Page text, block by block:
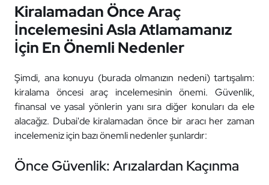
Kiralamadan Önce Araç
İncelemesini Asla Atlamamanız
İçin En Önemli Nedenler
Şimdi, ana konuyu (burada olmanızın nedeni) tartışalım:
kiralama öncesi araç incelemesinin önemi. Güvenlik,
finansal ve yasal yönlerin yanı sıra diğer konuları da ele
alacağız. Dubai'de kiralamadan önce bir aracı her zaman
incelemeniz için bazı önemli nedenler şunlardır:
Önce Güvenlik: Arızalardan Kaçınma